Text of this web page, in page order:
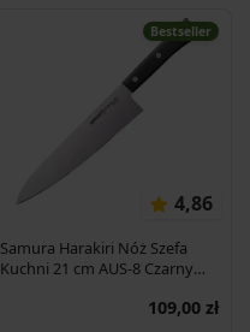
Bestseller
4,86
Samura Harakiri Nóż Szefa
Kuchni 21 cm AUS-8 Czarny
109,00 zł